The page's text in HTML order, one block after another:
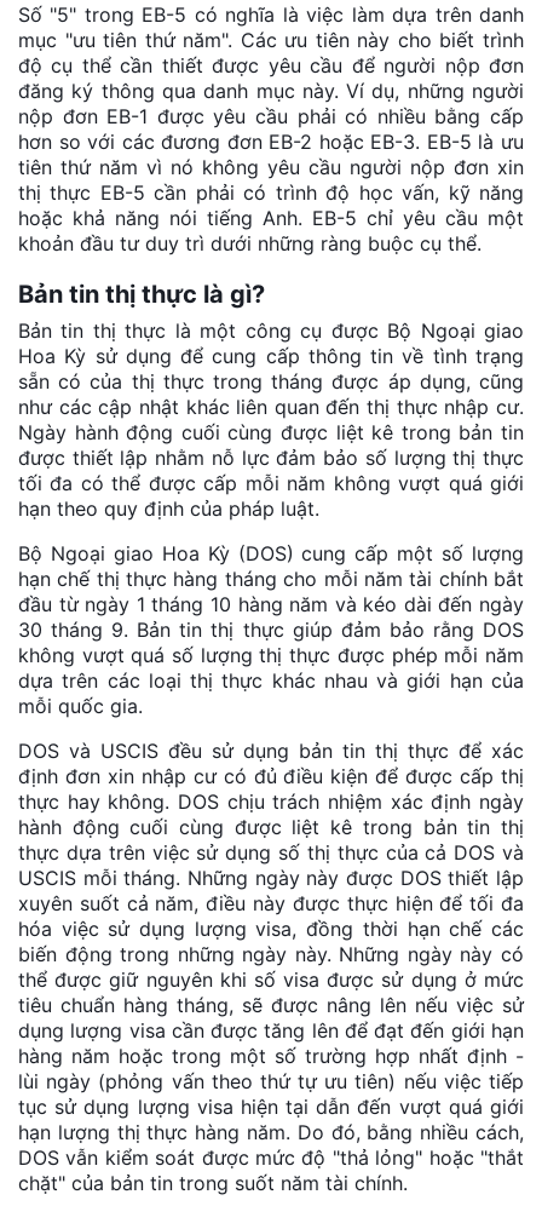
Số "5" trong EB-5 có nghĩa là việc làm dựa trên danh
mục "ưu tiên thứ năm". Các ưu tiên này cho biết trình
độ cụ thể cần thiết được yêu cầu để người nộp đơn
đăng ký thông qua danh mục này. Ví dụ, những người
nộp đơn EB-1 được yêu cầu phải có nhiều bằng cấp
hơn so với các đương đơn EB-2 hoặc EB-3. EB-5 là ưu
tiên thứ năm vì nó không yêu cầu người nộp đơn xin
thị thực EB-5 cần phải có trình độ học vấn, kỹ năng
hoặc khả năng nói tiếng Anh. EB-5 chỉ yêu cầu một
khoản đầu tư duy trì dưới những ràng buộc cụ thể.
Bản tin thị thực là gì?
Bản tin thị thực là một công cụ được Bộ Ngoại giao
Hoa Kỳ sử dụng để cung cấp thông tin về tình trạng
sẵn có của thị thực trong tháng được áp dụng, cũng
như các cập nhật khác liên quan đến thị thực nhập cư.
Ngày hành động cuối cùng được liệt kê trong bản tin
được thiết lập nhằm nỗ lực đảm bảo số lượng thị thực
tối đa có thể được cấp mỗi năm không vượt quá giới
hạn theo quy định của pháp luật.
Bộ Ngoại giao Hoa Kỳ (DOS) cung cấp một số lượng
hạn chế thị thực hàng tháng cho mỗi năm tài chính bắt
đầu từ ngày 1 tháng 10 hàng năm và kéo dài đến ngày
30 tháng 9. Bản tin thị thực giúp đảm bảo rằng DOS
không vượt quá số lượng thị thực được phép mỗi năm
dựa trên các loại thị thực khác nhau và giới hạn của
mỗi quốc gia.
DOS và USCIS đều sử dụng bản tin thị thực để xác
định đơn xin nhập cư có đủ điều kiện để được cấp thị
thực hay không. DOS chịu trách nhiệm xác định ngày
hành động cuối cùng được liệt kê trong bản tin thị
thực dựa trên việc sử dụng số thị thực của cả DOS và
USCIS mỗi tháng. Những ngày này được DOS thiết lập
xuyên suốt cả năm, điều này được thực hiện để tối đa
hóa việc sử dụng lượng visa, đồng thời hạn chế các
biến động trong những ngày này. Những ngày này có
thể được giữ nguyên khi số visa được sử dụng ở mức
tiêu chuẩn hàng tháng, sẽ được nâng lên nếu việc sử
dụng lượng visa cần được tăng lên để đạt đến giới hạn
hàng năm hoặc trong một số trường hợp nhất định -
lùi ngày (phỏng vấn theo thứ tự ưu tiên) nếu việc tiếp
tục sử dụng lượng visa hiện tại dẫn đến vượt quá giới
hạn lượng thị thực hàng năm. Do đó, bằng nhiều cách,
DOS vẫn kiểm soát được mức độ "thả lỏng" hoặc "thắt
chặt" của bản tin trong suốt năm tài chính.